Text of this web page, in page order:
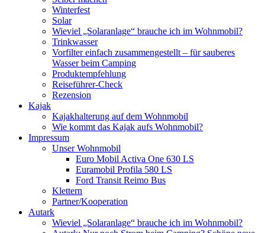
Winterfest
Solar
Wieviel „Solaranlage“ brauche ich im Wohnmobil?
Trinkwasser
Vorfilter einfach zusammengestellt – für sauberes
Wasser beim Camping
Produktempfehlung
Reiseführer-Check
Rezension
Kajak
Kajakhalterung auf dem Wohnmobil
Wie kommt das Kajak aufs Wohnmobil?
Impressum
Unser Wohnmobil
Euro Mobil Activa One 630 LS
Euramobil Profila 580 LS
Ford Transit Reimo Bus
Klettern
Partner/Kooperation
Autark
Wieviel „Solaranlage“ brauche ich im Wohnmobil?